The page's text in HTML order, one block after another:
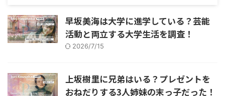
早坂美海は大学に進学している？芸能
活動と両立する大学生活を調査！
2026/7/15
上坂樹里に兄弟はいる？プレゼントを
おねだりする3人姉妹の末っ子だった！